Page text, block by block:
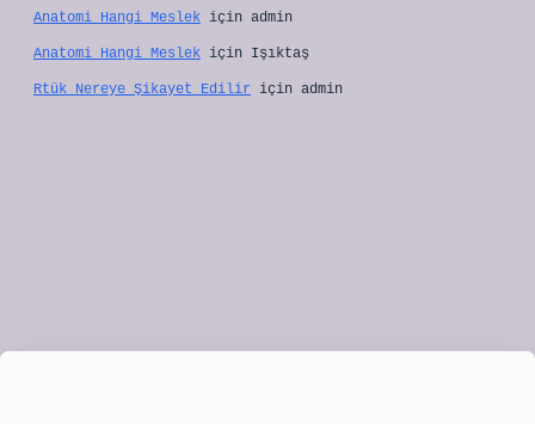
Anatomi Hangi Meslek için admin
Anatomi Hangi Meslek için Işıktaş
Rtük Nereye Şikayet Edilir için admin